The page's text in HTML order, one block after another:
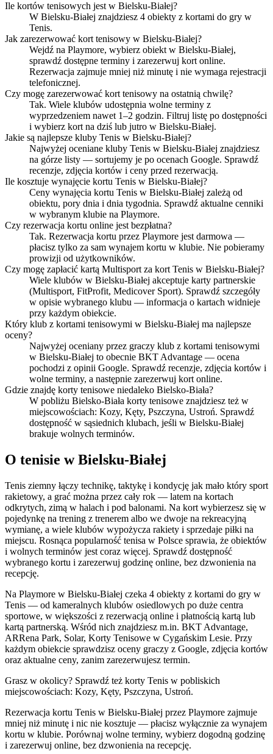
Ile kortów tenisowych jest w Bielsku-Białej?
W Bielsku-Białej znajdziesz 4 obiekty z kortami do gry w
Tenis.
Jak zarezerwować kort tenisowy w Bielsku-Białej?
Wejdź na Playmore, wybierz obiekt w Bielsku-Białej,
sprawdź dostępne terminy i zarezerwuj kort online.
Rezerwacja zajmuje mniej niż minutę i nie wymaga rejestracji
telefonicznej.
Czy mogę zarezerwować kort tenisowy na ostatnią chwilę?
Tak. Wiele klubów udostępnia wolne terminy z
wyprzedzeniem nawet 1–2 godzin. Filtruj listę po dostępności
i wybierz kort na dziś lub jutro w Bielsku-Białej.
Jakie są najlepsze kluby Tenis w Bielsku-Białej?
Najwyżej oceniane kluby Tenis w Bielsku-Białej znajdziesz
na górze listy — sortujemy je po ocenach Google. Sprawdź
recenzje, zdjęcia kortów i ceny przed rezerwacją.
Ile kosztuje wynajęcie kortu Tenis w Bielsku-Białej?
Ceny wynajęcia kortu Tenis w Bielsku-Białej zależą od
obiektu, pory dnia i dnia tygodnia. Sprawdź aktualne cenniki
w wybranym klubie na Playmore.
Czy rezerwacja kortu online jest bezpłatna?
Tak. Rezerwacja kortu przez Playmore jest darmowa —
płacisz tylko za sam wynajem kortu w klubie. Nie pobieramy
prowizji od użytkowników.
Czy mogę zapłacić kartą Multisport za kort Tenis w Bielsku-Białej?
Wiele klubów w Bielsku-Białej akceptuje karty partnerskie
(Multisport, FitProfit, Medicover Sport). Sprawdź szczegóły
w opisie wybranego klubu — informacja o kartach widnieje
przy każdym obiekcie.
Który klub z kortami tenisowymi w Bielsku-Białej ma najlepsze
oceny?
Najwyżej oceniany przez graczy klub z kortami tenisowymi
w Bielsku-Białej to obecnie BKT Advantage — ocena
pochodzi z opinii Google. Sprawdź recenzje, zdjęcia kortów i
wolne terminy, a następnie zarezerwuj kort online.
Gdzie znajdę korty tenisowe niedaleko Bielsko-Biała?
W pobliżu Bielsko-Biała korty tenisowe znajdziesz też w
miejscowościach: Kozy, Kęty, Pszczyna, Ustroń. Sprawdź
dostępność w sąsiednich klubach, jeśli w Bielsku-Białej
brakuje wolnych terminów.
O tenisie w Bielsku-Białej
Tenis ziemny łączy technikę, taktykę i kondycję jak mało który sport
rakietowy, a grać można przez cały rok — latem na kortach
odkrytych, zimą w halach i pod balonami. Na kort wybierzesz się w
pojedynkę na trening z trenerem albo we dwoje na rekreacyjną
wymianę, a wiele klubów wypożycza rakiety i sprzedaje piłki na
miejscu. Rosnąca popularność tenisa w Polsce sprawia, że obiektów
i wolnych terminów jest coraz więcej. Sprawdź dostępność
wybranego kortu i zarezerwuj godzinę online, bez dzwonienia na
recepcję.
Na Playmore w Bielsku-Białej czeka 4 obiekty z kortami do gry w
Tenis — od kameralnych klubów osiedlowych po duże centra
sportowe, w większości z rezerwacją online i płatnością kartą lub
kartą partnerską. Wśród nich znajdziesz m.in. BKT Advantage,
ARRena Park, Solar, Korty Tenisowe w Cygańskim Lesie. Przy
każdym obiekcie sprawdzisz oceny graczy z Google, zdjęcia kortów
oraz aktualne ceny, zanim zarezerwujesz termin.
Grasz w okolicy? Sprawdź też korty Tenis w pobliskich
miejscowościach: Kozy, Kęty, Pszczyna, Ustroń.
Rezerwacja kortu Tenis w Bielsku-Białej przez Playmore zajmuje
mniej niż minutę i nic nie kosztuje — płacisz wyłącznie za wynajem
kortu w klubie. Porównaj wolne terminy, wybierz dogodną godzinę
i zarezerwuj online, bez dzwonienia na recepcję.